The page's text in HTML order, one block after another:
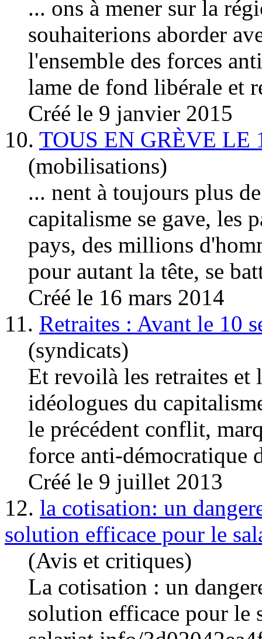
... ons à mener sur la
souhaiterions aborder
l'ensemble des forces an
lame de fond libérale et
Créé le 9 janvier 2015
10. TOUS EN GRÈVE LE
(mobilisations)
... nent à toujours plus
capitalisme se gave, les
pays, des millions
pour autant la tête, se
Créé le 16 mars 2014
11. Retraites : Avant le 10
(syndicats)
Et revoilà les retraites et
idéologues du capital
le précédent conflit,
force anti-démocratique
Créé le 9 juillet 2013
12. la cotisation: un
solution efficace pour le
(Avis et critiques)
La cotisation : un
solution efficace pour le